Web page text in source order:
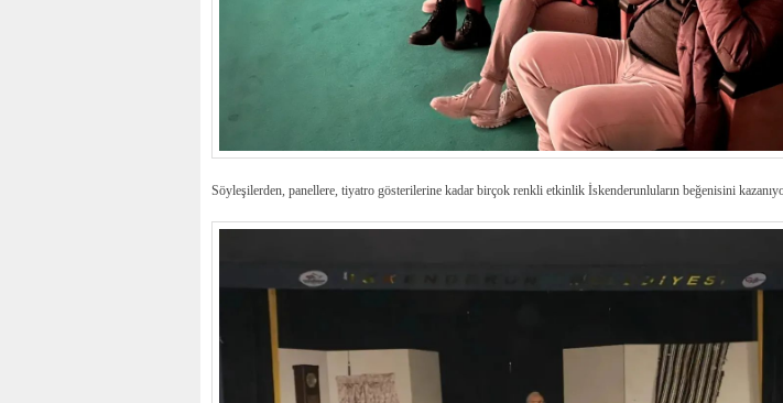
Söyleşilerden, panellere, tiyatro gösterilerine kadar birçok renkli etkinlik İskenderunluların beğenisini